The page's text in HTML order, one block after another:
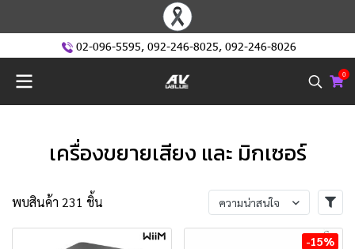
02-096-5595, 092-246-8025, 092-246-8026
0
เครื่องขยายเสียง และ มิกเซอร์
พบสินค้า 231 ชิ้น ความน่าสนใจ
-15%